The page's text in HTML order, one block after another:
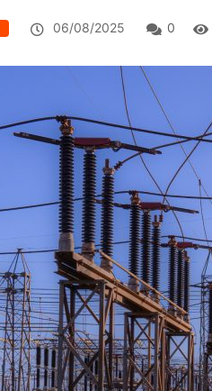
06/08/2025 0